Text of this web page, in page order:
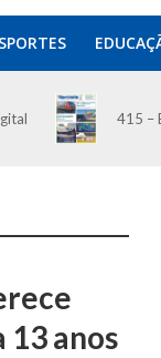
415 –
13 anos